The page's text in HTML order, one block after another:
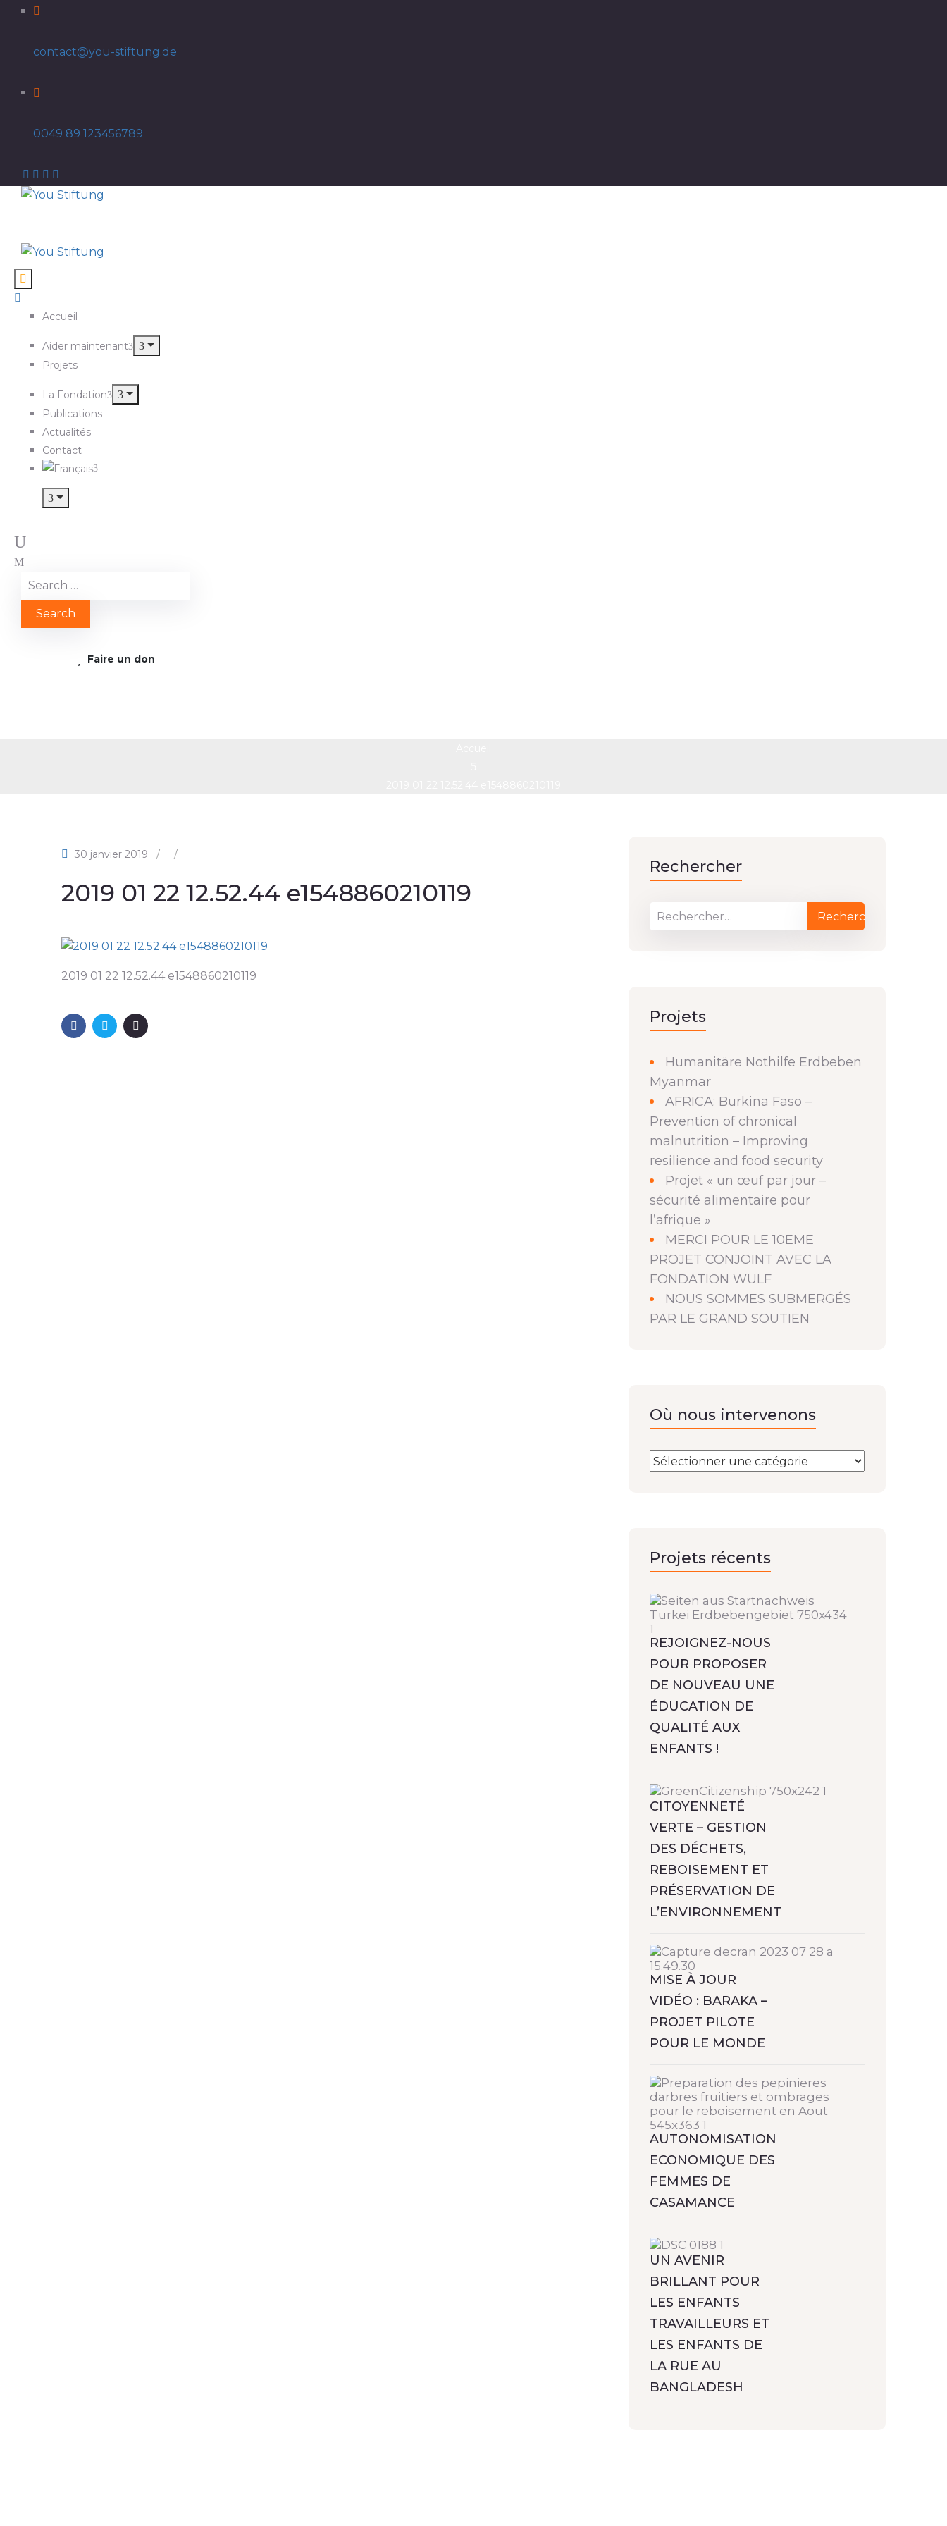
contact@you-stiftung.de
0049 89 123456789
Accueil
Aider maintenant
Projets
La Fondation
Publications
Actualités
Contact
Faire un don
30 janvier 2019 / /
2019 01 22 12.52.44 e1548860210119
2019 01 22 12.52.44 e1548860210119
Rechercher
Projets
Humanitäre Nothilfe Erdbeben
Myanmar
AFRICA: Burkina Faso –
Prevention of chronical
malnutrition – Improving
resilience and food security
Projet « un œuf par jour –
sécurité alimentaire pour
l’afrique »
MERCI POUR LE 10EME
PROJET CONJOINT AVEC LA
FONDATION WULF
NOUS SOMMES SUBMERGÉS
PAR LE GRAND SOUTIEN
Où nous intervenons
Projets récents
REJOIGNEZ-NOUS
POUR PROPOSER
DE NOUVEAU UNE
ÉDUCATION DE
QUALITÉ AUX
ENFANTS !
CITOYENNETÉ
VERTE – GESTION
DES DÉCHETS,
REBOISEMENT ET
PRÉSERVATION DE
L’ENVIRONNEMENT
MISE À JOUR
VIDÉO : BARAKA –
PROJET PILOTE
POUR LE MONDE
AUTONOMISATION
ECONOMIQUE DES
FEMMES DE
CASAMANCE
UN AVENIR
BRILLANT POUR
LES ENFANTS
TRAVAILLEURS ET
LES ENFANTS DE
LA RUE AU
BANGLADESH